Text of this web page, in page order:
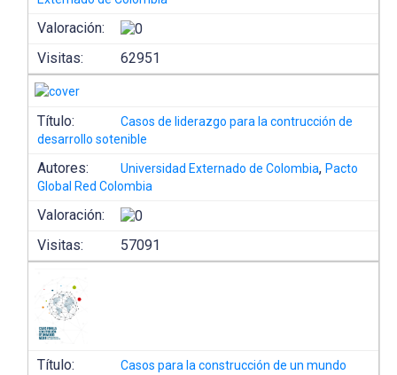
Valoración:
Visitas:
62951
Título:
Casos de liderazgo para la contrucción de
desarrollo sotenible
Autores: Universidad Externado de Colombia,Pacto
Global Red Colombia
Valoración:
Visitas:
57091
Título:
Casos para la construcción de un mundo